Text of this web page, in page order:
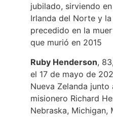
jubilado, sirviendo
Irlanda del Norte y
precedido en la
que murió en 2015
Ruby Henderson,
el 17 de mayo de
Nueva Zelanda
misionero Richard
Nebraska, Michigan,